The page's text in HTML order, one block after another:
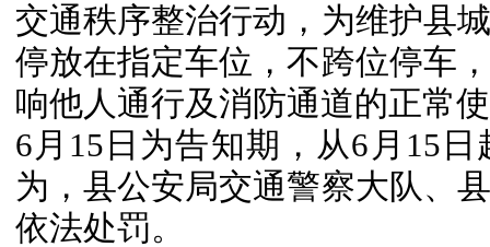
交通秩序整治行动，为维护县
停放在指定车位，不跨位停车
响他人通行及消防通道的正常
6月15日为告知期，从6月15
为，县公安局交通警察大队、
依法处罚。